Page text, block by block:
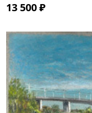
13 500 ₽